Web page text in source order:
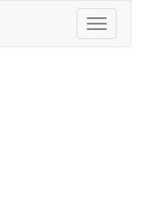
Toggle